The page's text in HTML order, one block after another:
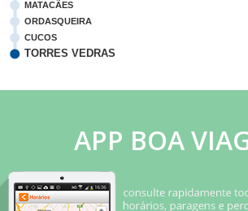
MATACÃES
ORDASQUEIRA
CUCOS
TORRES VEDRAS
APP BOA